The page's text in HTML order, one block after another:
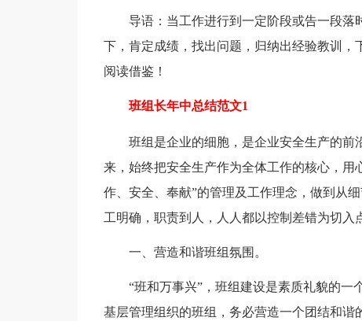
导语：当工作进行到一定阶段或告一段
下，肯定成绩，找出问题，归纳出经验教训
阅读借鉴！
班组长年中总结范文1
班组是企业的细胞，是企业安全生产的前
来，始终把安全生产作为全体工作的核心，
作、安全、奉献”的管理及工作理念，做到从
工明确，职责到人，人人都以控制差错为切入
一、营造和谐班组氛围。
“班和万事兴”，班组建设是素质礼貌的
基层管理组织的班组，务必营造一个团结和